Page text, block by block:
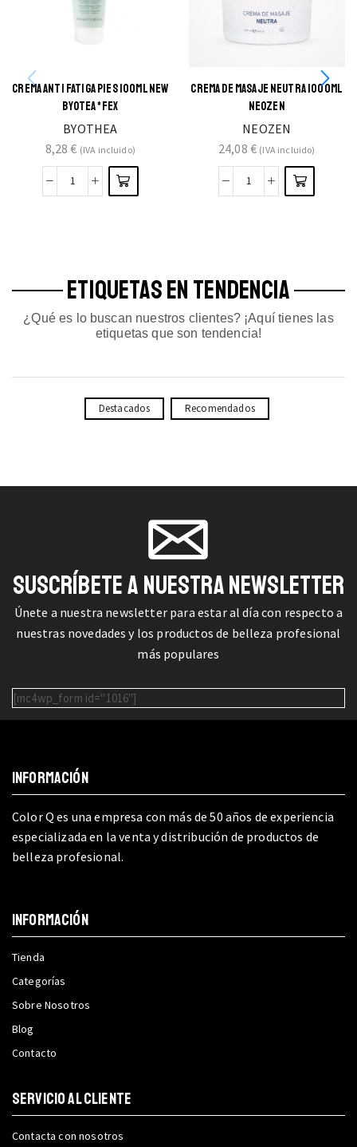
CREMA ANTI FATIGA PIES 100ML NEW
BYOTEA *FEX
BYOTHEA
8,28€ (IVA incluido)
CREMA DE MASAJE NEUTRA 1000ML
NEOZEN
NEOZEN
24,08 € (IVA incluido)
ETIQUETAS EN TENDENCIA
¿Qué es lo buscan nuestros clientes? ¡Aquí tienes las
etiquetas que son tendencia!
Destacados Recomendados
SUSCRÍBETE A NUESTRA NEWSLETTER
Únete a nuestra newsletter para estar al día con respecto a
nuestras novedades y los productos de belleza profesional
más populares
[mc4wp_form id="1016"]
INFORMACIÓN
Color Q es una empresa con más de 50 años de experiencia
especializada en la venta y distribución de productos de
belleza profesional.
INFORMACIÓN
Tienda
Categorías
Sobre Nosotros
Blog
Contacto
SERVICIO AL CLIENTE
Contacta con nosotros